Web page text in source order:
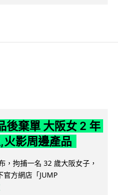
後棄單 大阪女 2 年
火影周邊產品
，拘捕一名 32 歲大阪女子，
方網店「JUMP